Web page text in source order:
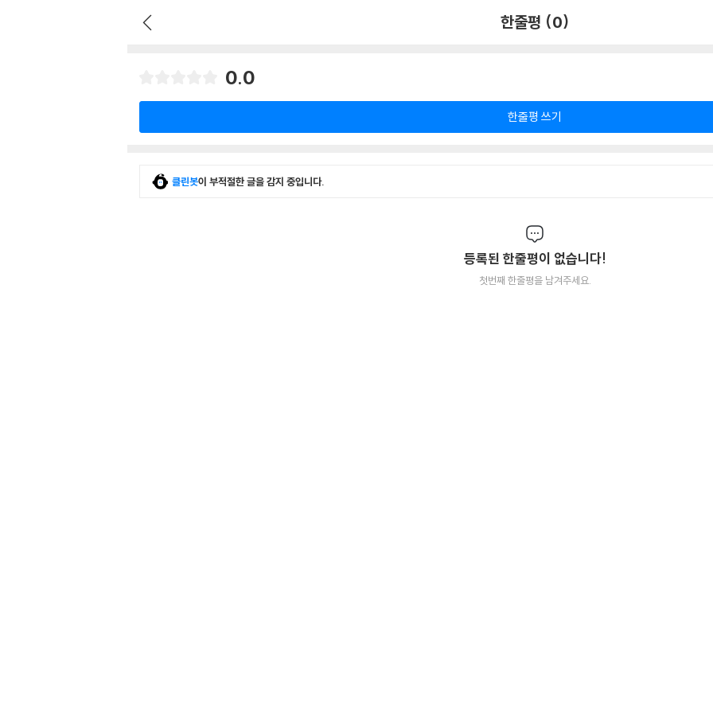
한줄평 (0)
0.0
한줄평 쓰기
클린봇이 부적절한 글을 감지 중입니다.
등록된 한줄평이 없습니다!
첫번째 한줄평을 남겨주세요.